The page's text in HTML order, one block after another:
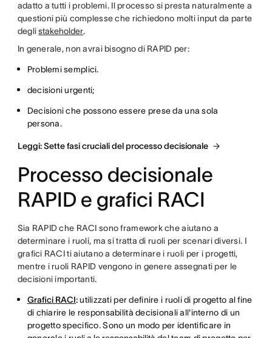
adatto a tutti i problemi. Il processo si presta naturalmente a
questioni più complesse che richiedono molti input da parte
deglistakeholder.
In generale, non avrai bisogno di RAPID per:
Problemi semplici.
decisioni urgenti;
Decisioni che possono essere prese da una sola
persona.
Leggi: Sette fasi cruciali del processo decisionale
Processo decisionale
RAPID e grafici RACI
Sia RAPID che RACI sono framework che aiutano a
determinare i ruoli, ma si tratta di ruoli per scenari diversi. I
grafici RACI ti aiutano a determinare i ruoli per i progetti,
mentre i ruoli RAPID vengono in genere assegnati per le
decisioni importanti.
Grafici RACI:utilizzati per definire i ruoli di progetto al fine
di chiarire le responsabilità decisionali all'interno di un
progetto specifico. Sono un modo per identificare in